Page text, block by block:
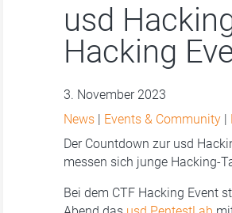
usd
Hacking
3. November 2023
News| Events & Community|
Der Countdown zur usd
messen sich junge Hacking-
Bei dem CTF Hacking Event